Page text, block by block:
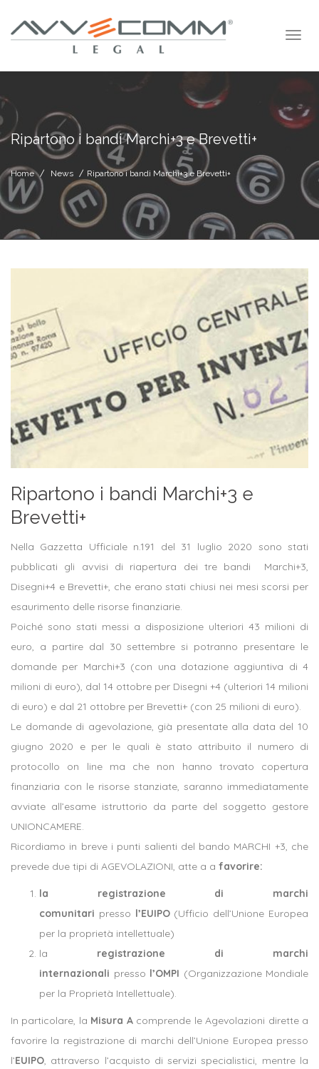
Ripartono i bandi Marchi+3 e Brevetti+
Home News Ripartono i bandi Marchi+3 e Brevetti+
Ripartono i bandi Marchi+3 e
Brevetti+
Nella Gazzetta Ufficiale n.191 del 31 luglio 2020 sono stati
pubblicati gli avvisi di riapertura dei tre bandi Marchi+3,
Disegni+4 e Brevetti+, che erano stati chiusi nei mesi scorsi per
esaurimento delle risorse finanziarie.
Poiché sono stati messi a disposizione ulteriori 43 milioni di
euro, a partire dal 30 settembre si potranno presentare le
domande per Marchi+3 (con una dotazione aggiuntiva di 4
milioni di euro), dal 14 ottobre per Disegni +4 (ulteriori 14 milioni
di euro) e dal 21 ottobre per Brevetti+ (con 25 milioni di euro).
Le domande di agevolazione, già presentate alla data del 10
giugno 2020 e per le quali è stato attribuito il numero di
protocollo on line ma che non hanno trovato copertura
finanziaria con le risorse stanziate, saranno immediatamente
avviate all’esame istruttorio da parte del soggetto gestore
UNIONCAMERE.
Ricordiamo in breve i punti salienti del bando MARCHI +3, che
prevede due tipi di AGEVOLAZIONI, atte a a favorire:
la registrazione di marchi
comunitari presso l’EUIPO(Ufficio dell’Unione Europea
per la proprietà intellettuale)
la registrazione di marchi
internazionali presso l’OMPI (Organizzazione Mondiale
per la Proprietà Intellettuale).
In particolare, la Misura Acomprende le Agevolazioni dirette a
favorire la registrazione di marchi dell’Unione Europea presso
l’EUIPO, attraverso l’acquisto di servizi specialistici, mentre la